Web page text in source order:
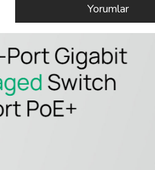
Yorumlar